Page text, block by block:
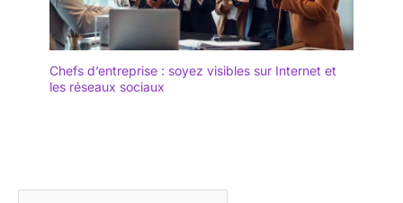
Chefs d’entreprise : soyez visibles sur Internet et
les réseaux sociaux